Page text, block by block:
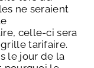
ne seraient
celle-ci sera
tarifaire.
le jour de la